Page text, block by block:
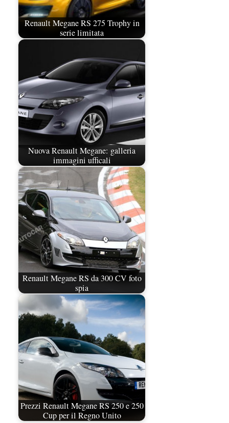
Renault Megane RS 275 Trophy in
serie limitata
Nuova Renault Megane: galleria
immagini ufficali
Renault Megane RS da 300 CV foto
spia
Prezzi Renault Megane RS 250 e 250
Cup per il Regno Unito